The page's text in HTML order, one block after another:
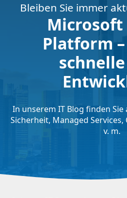
Bleiben Sie immer
Microsoft
Platform –
In unserem IT Blog finden
Sicherheit, Managed
v. m.